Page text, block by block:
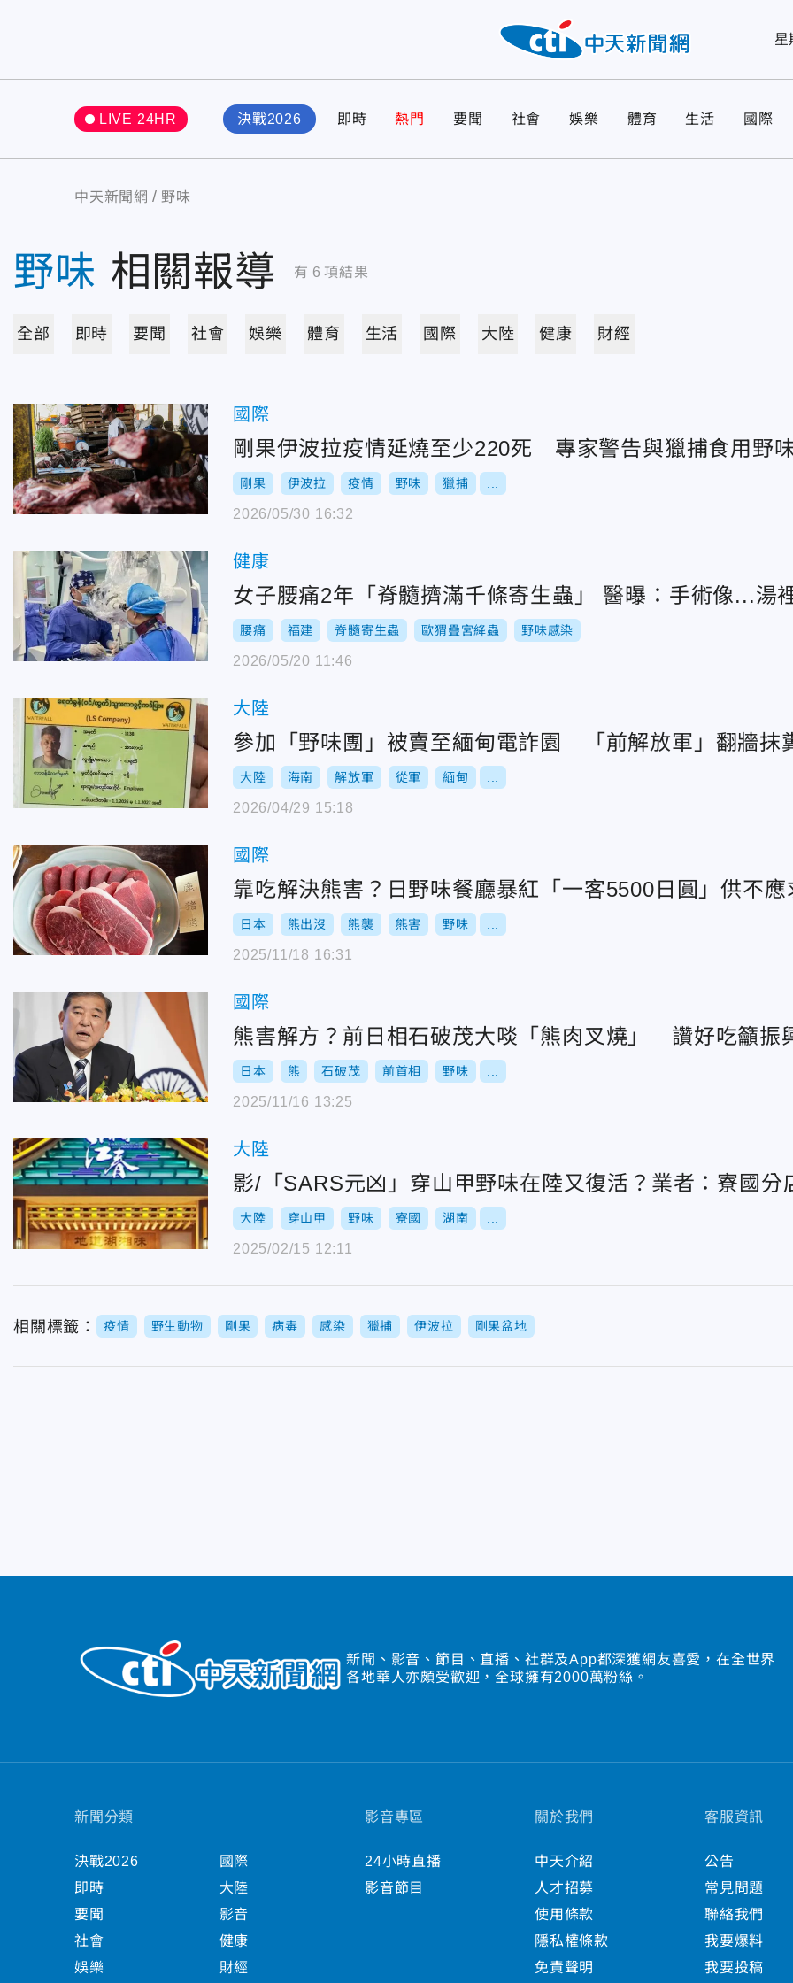
星
LIVE 24HR 決戰2026 即時 熱門 要聞 社會 娛樂 體育 生活 國際
中天新聞網 野味
野味 相關報導 有 6 項結果
全部 即時 要聞 社會 娛樂 體育 生活 國際 大陸 健康 財經
國際
剛果伊波拉疫情延燒至少220死 專家警告與獵捕食用野
剛果 伊波拉 疫情 野味 獵捕
2026/05/30 16:32
健康
女子腰痛2年「脊髓擠滿千條寄生蟲」 醫曝：手術像...湯
腰痛 福建 脊髓寄生蟲 歐猬疊宮絳蟲 野味感染
2026/05/20 11:46
大陸
參加「野味團」被賣至緬甸電詐園 「前解放軍」翻牆抹
大陸 海南 解放軍 從軍 緬甸
2026/04/29 15:18
國際
靠吃解決熊害？日野味餐廳暴紅「一客5500日圓」供不應
日本 熊出沒 熊襲 熊害 野味
2025/11/18 16:31
國際
熊害解方？前日相石破茂大啖「熊肉叉燒」 讚好吃籲振
日本 熊 石破茂 前首相 野味
2025/11/16 13:25
大陸
影/「SARS元凶」穿山甲野味在陸又復活？業者：寮國分
大陸 穿山甲 野味 寮國 湖南
2025/02/15 12:11
相關標籤： 疫情 野生動物 剛果 病毒 感染 獵捕 伊波拉 剛果盆地
新聞、影音、節目、直播、社群及App都深獲網友喜愛，在全世界
各地華人亦頗受歡迎，全球擁有2000萬粉絲。
新聞分類
決戰2026
即時
要聞
社會
娛樂
國際
大陸
影音
健康
財經
影音專區
24小時直播
影音節目
關於我們
中天介紹
人才招募
使用條款
隱私權條款
免責聲明
客服資訊
公告
常見問題
聯絡我們
我要爆料
我要投稿